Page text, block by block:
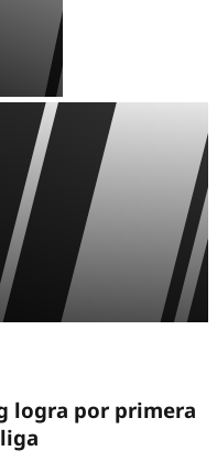
logra por primera